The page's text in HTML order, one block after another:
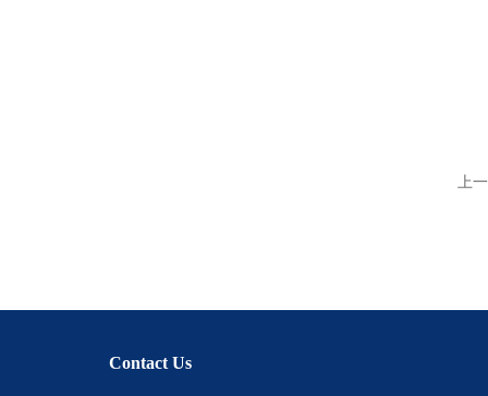
上
Contact Us